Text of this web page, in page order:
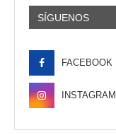
SÍGUENOS
FACEBOOK
INSTAGRAM